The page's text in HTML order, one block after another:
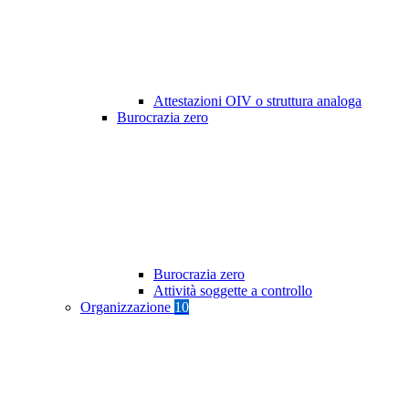
Attestazioni OIV o struttura analoga
Burocrazia zero
Burocrazia zero
Attività soggette a controllo
Organizzazione 10